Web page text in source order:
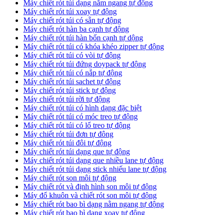
Máy chiết rót túi dạng nằm ngang tự động
Máy chiết rót túi xoay tự động
Máy chiết rót túi có sẵn tự động
Máy chiết rót hàn ba cạnh tự động
Máy chiết rót túi hàn bốn cạnh tự dộng
Máy chiết rót túi có khóa khéo zipper tự động
Máy chiết rót túi có vòi tự động
Máy chiết rót túi đứng doypack tự động
Máy chiết rót túi có nắp tự động
Máy chiết rót túi sachet tự động
Máy chiết rót túi stick tự động
Máy chiết rót túi rời tự động
Máy chiết rót túi có hình dạng đặc biệt
Máy chiết rót túi có móc treo tự động
Máy chiết rót túi có lổ treo tự động
Máy chiết rót túi đơn tự đông
Máy chiết rót túi đôi tự động
Máy chiết rót túi dạng que tự động
Máy chiết rót túi dạng que nhiều lane tự động
Máy chiết rót túi dạng stick nhiếu lane tự động
Máy chiết rót son môi tự động
Máy chiết rót và định hình son môi tự động
Máy đổ khuôn và chiết rót son môi tự động
Máy chiết rót bao bì dạng nằm ngang tự động
Máy chiết rót bao bì dạng xoay tự động